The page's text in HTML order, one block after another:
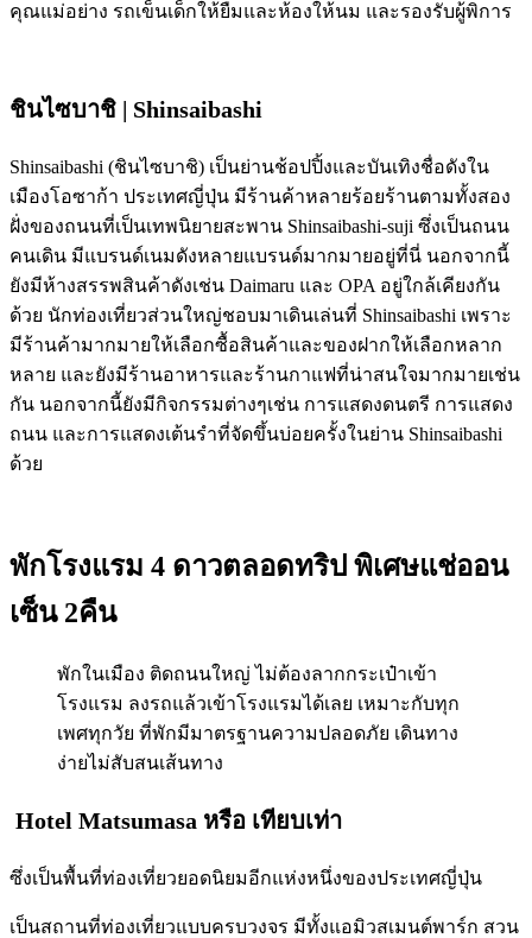
คุณแม่อย่าง รถเข็นเด็กให้ยืมและห้องให้นม และรองรับผู้พิการ
ชินไซบาชิ | Shinsaibashi
Shinsaibashi (ชินไซบาชิ) เป็นย่านช้อปปิ้งและบันเทิงชื่อดังใน
เมืองโอซาก้า ประเทศญี่ปุ่น มีร้านค้าหลายร้อยร้านตามทั้งสอง
ฝั่งของถนนที่เป็นเทพนิยายสะพาน Shinsaibashi-suji ซึ่งเป็นถนน
คนเดิน มีแบรนด์เนมดังหลายแบรนด์มากมายอยู่ที่นี่ นอกจากนี้
ยังมีห้างสรรพสินค้าดังเช่น Daimaru และ OPA อยู่ใกล้เคียงกัน
ด้วย นักท่องเที่ยวส่วนใหญ่ชอบมาเดินเล่นที่ Shinsaibashi เพราะ
มีร้านค้ามากมายให้เลือกซื้อสินค้าและของฝากให้เลือกหลาก
หลาย และยังมีร้านอาหารและร้านกาแฟที่น่าสนใจมากมายเช่น
กัน นอกจากนี้ยังมีกิจกรรมต่างๆเช่น การแสดงดนตรี การแสดง
ถนน และการแสดงเต้นรำที่จัดขึ้นบ่อยครั้งในย่าน Shinsaibashi
ด้วย
พักโรงแรม 4 ดาวตลอดทริป พิเศษแช่ออน
เซ็น 2คืน
พักในเมือง ติดถนนใหญ่ ไม่ต้องลากกระเป๋าเข้า
โรงแรม ลงรถแล้วเข้าโรงแรมได้เลย เหมาะกับทุก
เพศทุกวัย ที่พักมีมาตรฐานความปลอดภัย เดินทาง
ง่ายไม่สับสนเส้นทาง
Hotel Matsumasa หรือ เทียบเท่า
ซึ่งเป็นพื้นที่ท่องเที่ยวยอดนิยมอีกแห่งหนึ่งของประเทศญี่ปุ่น
เป็นสถานที่ท่องเที่ยวแบบครบวงจร มีทั้งแอมิวสเมนต์พาร์ก สวน